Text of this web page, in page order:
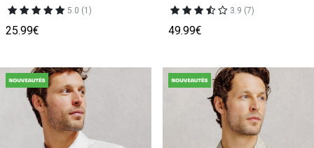
5.0 (1)
25.99€
3.9 (7)
49.99€